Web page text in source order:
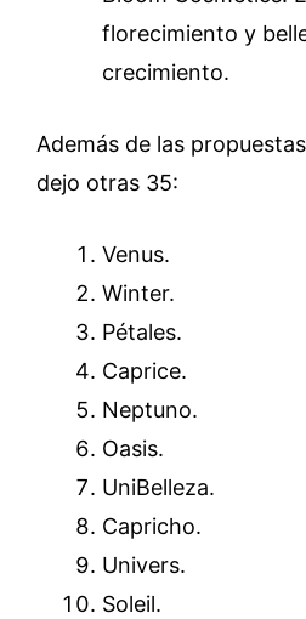
florecimiento y
crecimiento.
Además de las
dejo otras 35:
Venus.
Winter.
Pétales.
Caprice.
Neptuno.
Oasis.
UniBelleza.
Capricho.
Univers.
Soleil.